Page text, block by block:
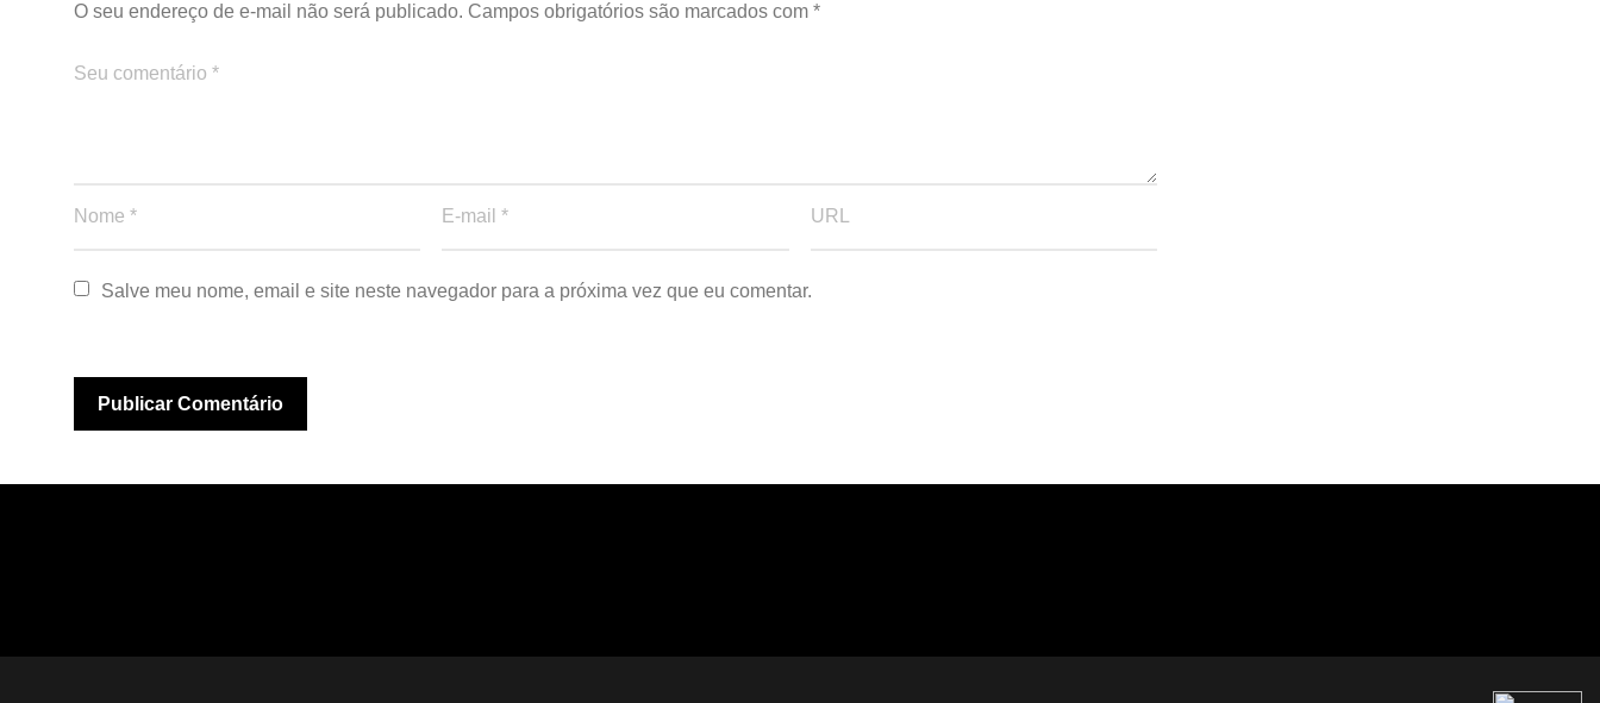
O seu endereço de e-mail não será publicado. Campos obrigatórios são marcados com *
Salve meu nome, email e site neste navegador para a próxima vez que eu comentar.